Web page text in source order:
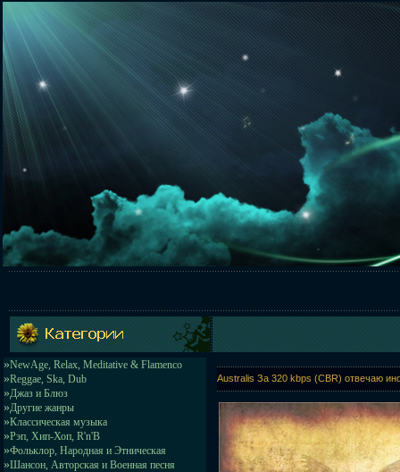
»NewAge, Relax, Meditative & Flamenco
»Reggae, Ska, Dub
»Джаз и Блюз
»Другие жанры
»Классическая музыка
»Рэп, Хип-Хоп, R'n'B
»Фольклор, Народная и Этническая
»Шансон, Авторская и Военная песня
Australis За 320 kbps (CBR) отвечаю